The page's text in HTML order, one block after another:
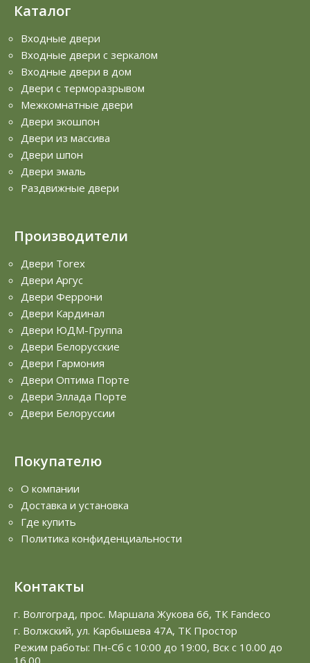
Каталог
Входные двери
Входные двери с зеркалом
Входные двери в дом
Двери с терморазрывом
Межкомнатные двери
Двери экошпон
Двери из массива
Двери шпон
Двери эмаль
Раздвижные двери
Производители
Двери Torex
Двери Аргус
Двери Феррони
Двери Кардинал
Двери ЮДМ-Группа
Двери Белорусские
Двери Гармония
Двери Оптима Порте
Двери Эллада Порте
Двери Белоруссии
Покупателю
О компании
Доставка и установка
Где купить
Политика конфиденциальности
Контакты
г. Волгоград, прос. Маршала Жукова 66, ТК Fandeco
г. Волжский, ул. Карбышева 47А, ТК Простор
Режим работы: Пн-Сб с 10:00 до 19:00, Вск с 10.00 до
16.00